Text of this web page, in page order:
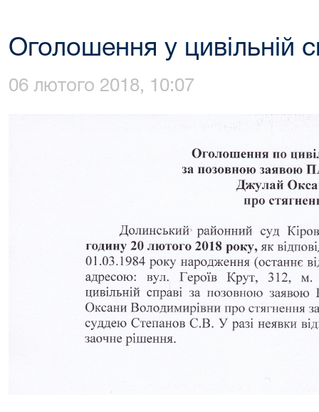
Оголошення у цивільній
06 лютого 2018, 10:07